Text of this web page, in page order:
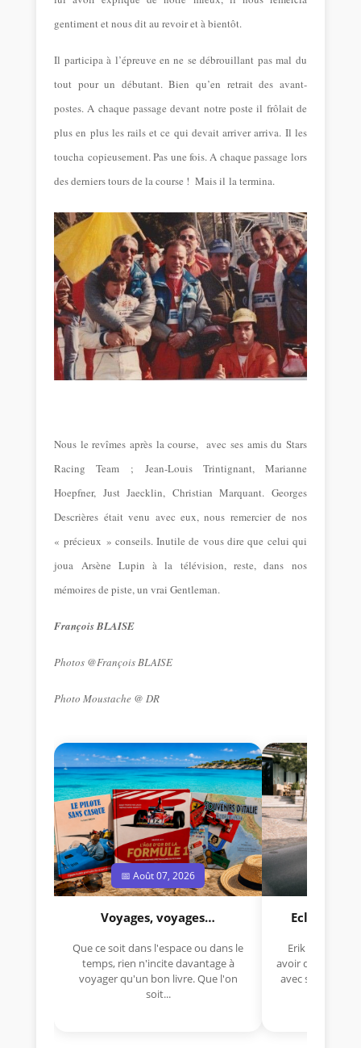
gentiment et nous dit au revoir et à bientôt.
Il participa à l’épreuve en ne se débrouillant pas mal du
tout pour un débutant. Bien qu’en retrait des avant-
postes. A chaque passage devant notre poste il frôlait de
plus en plus les rails et ce qui devait arriver arriva. Il les
toucha copieusement. Pas une fois. A chaque passage lors
des derniers tours de la course ! Mais il la termina.
Nous le revîmes après la course, avec ses amis du Stars
Racing Team ; Jean-Louis Trintignant, Marianne
Hoepfner, Just Jaecklin, Christian Marquant. Georges
Descrières était venu avec eux, nous remercier de nos
« précieux » conseils. Inutile de vous dire que celui qui
joua Arsène Lupin à la télévision, reste, dans nos
mémoires de piste, un vrai Gentleman.
François BLAISE
Photos @François BLAISE
Photo Moustache @ DR
📅 Août 07, 2026
Voyages, voyages…
Que ce soit dans l'espace ou dans le
temps, rien n'incite davantage à
voyager qu'un bon livre. Que l'on
soit...
Eclectica
Erik Comas,
avoir déjà
avec sa Lancia